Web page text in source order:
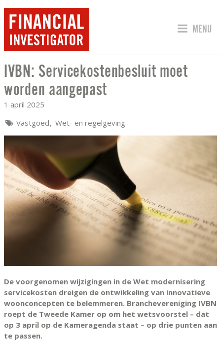
SPRING
MENU
IVBN: SERVICEKOSTENBESLUIT MOET
IVBN: Servicekostenbesluit moet
worden aangepast
1 april 2025
Vastgoed Wet- en regelgeving
De voorgenomen wijzigingen in de Wet modernisering
servicekosten dreigen de ontwikkeling van innovatieve
woonconcepten te belemmeren. Branchevereniging IVBN
roept de Tweede Kamer op om het wetsvoorstel – dat
op 3 april op de Kameragenda staat – op drie punten aan
te passen.